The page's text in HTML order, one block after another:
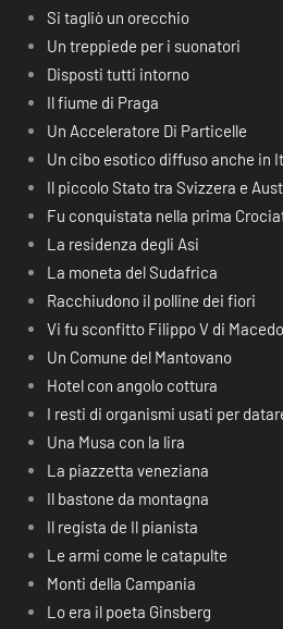
Si tagliò un orecchio
Un treppiede per i suonatori
Disposti tutti intorno
Il fiume di Praga
Un Acceleratore Di Particelle
Un cibo esotico diffuso anche in
Il piccolo Stato tra Svizzera e
Fu conquistata nella prima
La residenza degli Asi
La moneta del Sudafrica
Racchiudono il polline dei fiori
Vi fu sconfitto Filippo V di
Un Comune del Mantovano
Hotel con angolo cottura
I resti di organismi usati per
Una Musa con la lira
La piazzetta veneziana
Il bastone da montagna
Il regista de Il pianista
Le armi come le catapulte
Monti della Campania
Lo era il poeta Ginsberg